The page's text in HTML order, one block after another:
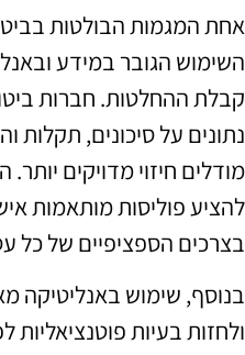
אחת המגמות הבולטות
השימוש הגובר במידע
קבלת ההחלטות. חברות
נתונים על סיכונים, תקלות
מודלים חיזוי מדויקים
להציע פוליסות מותאמות
בצרכים הספציפיים של כל
בנוסף, שימוש באנליטיקה
ולחזות בעיות